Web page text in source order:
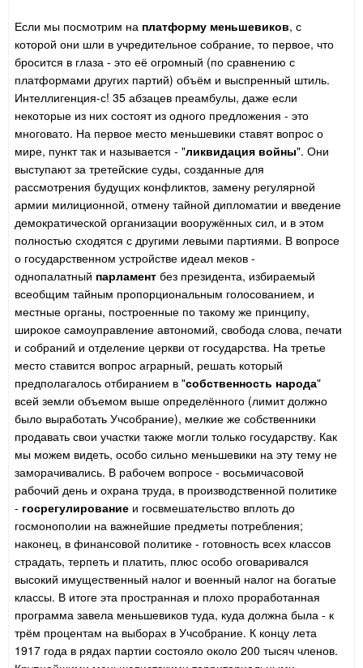
Если мы посмотрим на платформу меньшевиков, с
которой они шли в учредительное собрание, то первое, что
бросится в глаза - это её огромный (по сравнению с
платформами других партий) объём и выспренный штиль.
Интеллигенция-с! 35 абзацев преамбулы, даже если
некоторые из них состоят из одного предложения - это
многовато. На первое место меньшевики ставят вопрос о
мире, пункт так и называется - "ликвидация войны". Они
выступают за третейские суды, созданные для
рассмотрения будущих конфликтов, замену регулярной
армии милиционной, отмену тайной дипломатии и введение
демократической организации вооружённых сил, и в этом
полностью сходятся с другими левыми партиями. В вопросе
о государственном устройстве идеал меков -
однопалатный парламент без президента, избираемый
всеобщим тайным пропорциональным голосованием, и
местные органы, построенные по такому же принципу,
широкое самоуправление автономий, свобода слова, печати
и собраний и отделение церкви от государства. На третье
место ставится вопрос аграрный, решать который
предполагалось отбиранием в "собственность народа"
всей земли объемом выше определённого (лимит должно
было выработать Учсобрание), мелкие же собственники
продавать свои участки также могли только государству. Как
мы можем видеть, особо сильно меньшевики на эту тему не
заморачивались. В рабочем вопросе - восьмичасовой
рабочий день и охрана труда, в производственной политике
- госрегулирование и госвмешательство вплоть до
госмонополии на важнейшие предметы потребления;
наконец, в финансовой политике - готовность всех классов
страдать, терпеть и платить, плюс особо оговаривался
высокий имущественный налог и военный налог на богатые
классы. В итоге эта пространная и плохо проработанная
программа завела меньшевиков туда, куда должна была - к
трём процентам на выборах в Учсобрание. К концу лета
1917 года в рядах партии состояло около 200 тысяч членов.